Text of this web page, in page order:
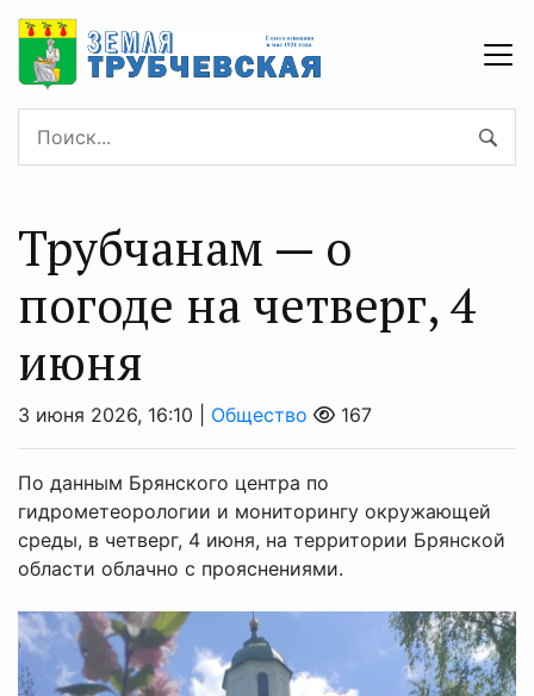
Трубчанам — о
погоде на четверг, 4
июня
3 июня 2026, 16:10 | Общество 167
По данным Брянского центра по
гидрометеорологии и мониторингу окружающей
среды, в четверг, 4 июня, на территории Брянской
области облачно с прояснениями.